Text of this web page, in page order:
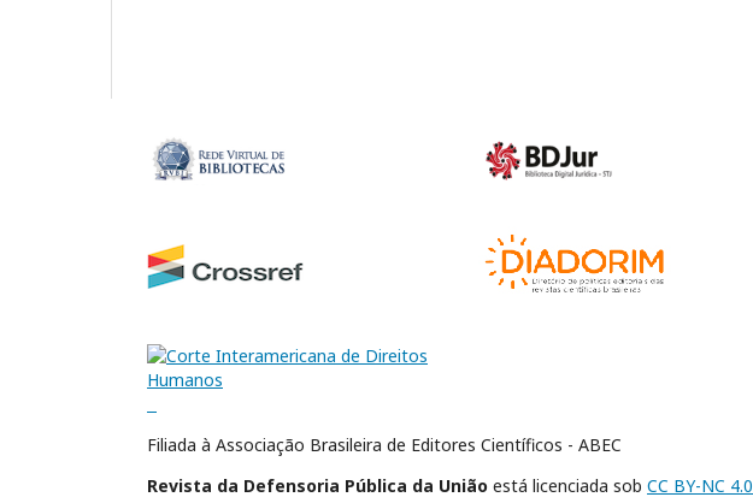
Filiada à Associação Brasileira de Editores Científicos - ABEC
Revista da Defensoria Pública da União está licenciada sob CC BY-NC 4.0